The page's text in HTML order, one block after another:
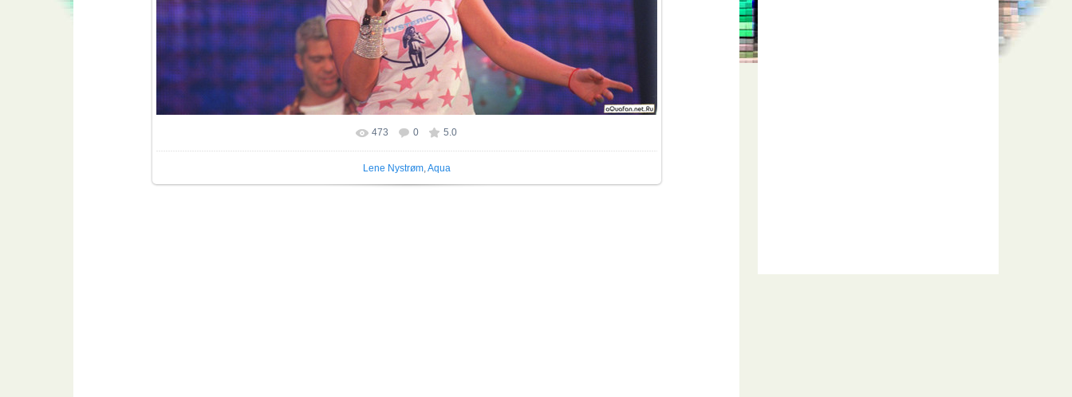
Размер фотографии: 1350x900
473 0 5.0
Lene Nystrøm,Aqua